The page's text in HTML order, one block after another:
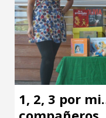
1, 2, 3 por